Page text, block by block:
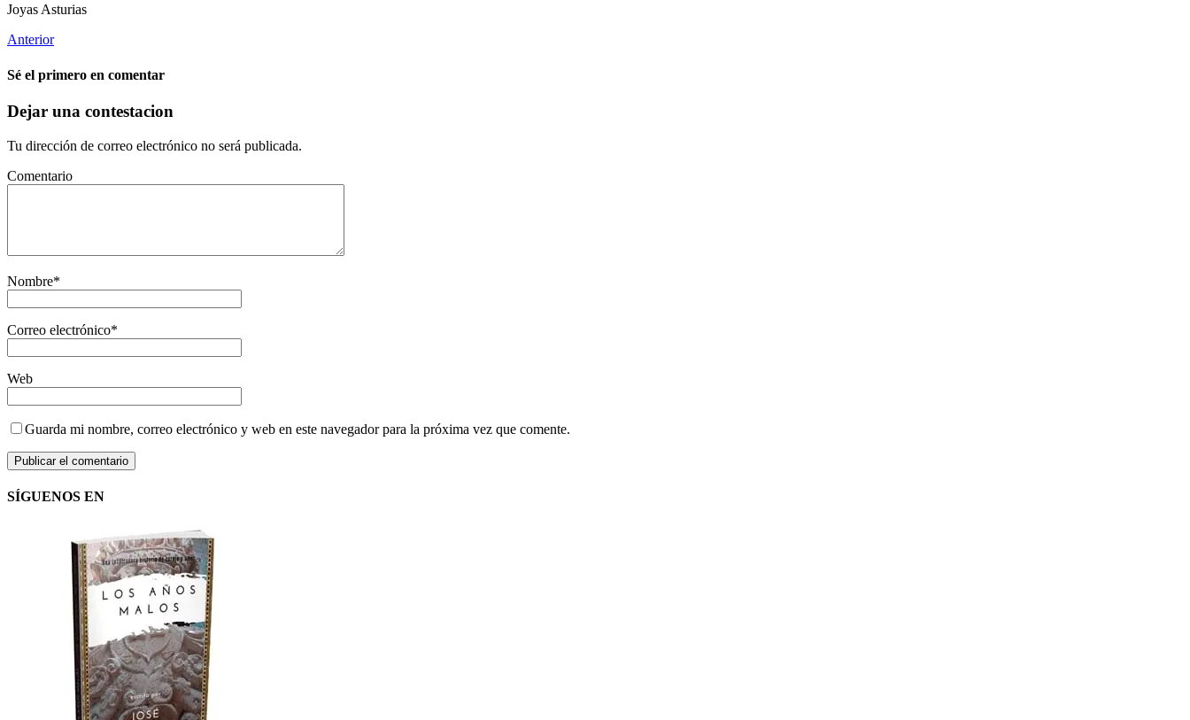
Joyas Asturias
Anterior
Sé el primero en comentar
Dejar una contestacion
Tu dirección de correo electrónico no será publicada.
Comentario
Nombre*
Correo electrónico*
Web
Guarda mi nombre, correo electrónico y web en este navegador para la próxima vez que comente.
SÍGUENOS EN